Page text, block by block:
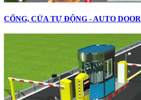
CỔNG, CỬA TỰ ĐỘNG - AUTO DOOR